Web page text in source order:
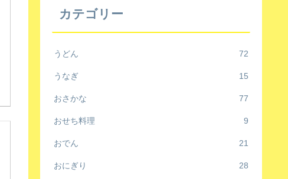
カテゴリー
うどん 72
うなぎ 15
おさかな 77
おせち料理 9
おでん 21
おにぎり 28